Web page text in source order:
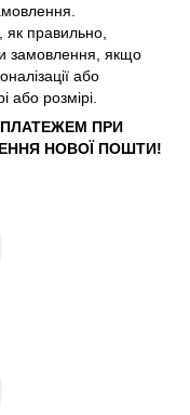
як правильно,
замовлення, якщо
або
або розмірі.
ПРИ
НОВОЇ ПОШТИ!